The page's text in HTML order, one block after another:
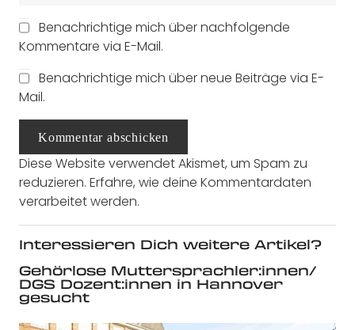
Benachrichtige mich über nachfolgende
Kommentare via E-Mail.
Benachrichtige mich über neue Beiträge via E-
Mail.
Kommentar abschicken
Diese Website verwendet Akismet, um Spam zu
reduzieren. Erfahre, wie deine Kommentardaten
verarbeitet werden.
Interessieren Dich weitere Artikel?
Gehörlose Muttersprachler:innen/
DGS Dozent:innen in Hannover
gesucht